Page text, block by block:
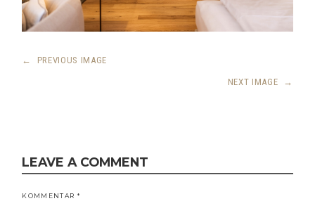
← PREVIOUS IMAGE
NEXT IMAGE →
LEAVE A COMMENT
KOMMENTAR *